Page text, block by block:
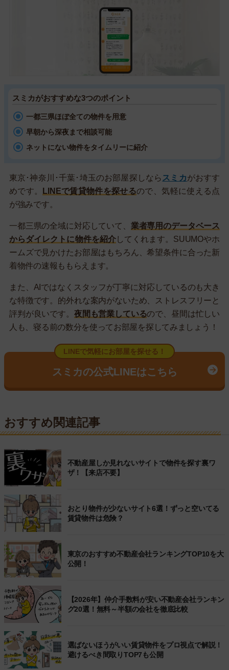
スミカがおすすめな3つのポイント
一都三県ほぼ全ての物件を用意
早朝から深夜まで相談可能
ネットにない物件をタイムリーに紹介
東京･神奈川･千葉･埼玉のお部屋探しならスミカがおすす
めです。
LINEで賃貸物件を探せるので、気軽に使える点
が強みです。
一都三県の全域に対応していて、 業者専用のデータベース
からダイレクトに物件を紹介してくれます。SUUMOやホ
ームズで見かけたお部屋はもちろん、希望条件に合った新
着物件の速報ももらえます。
また、AIではなくスタッフが丁寧に対応しているのも大き
な特徴です。的外れな案内がないため、ストレスフリーと
評判が良いです。 夜間も営業しているので、昼間は忙しい
人も、寝る前の数分を使ってお部屋を探してみましょう！
LINEで気軽にお部屋を探せる！
スミカの公式LINEはこちら
おすすめ関連記事
不動産屋しか見れないサイトで物件を探す裏ワ
ザ！【来店不要】
おとり物件が少ないサイト6選！ずっと空いてる
賃貸物件は危険？
東京のおすすめ不動産会社ランキングTOP10を大
公開！
【2026年】仲介手数料が安い不動産会社ランキン
グ20選！無料～半額の会社を徹底比較
選ばないほうがいい賃貸物件をプロ視点で解説！
避けるべき間取りTOP7も公開